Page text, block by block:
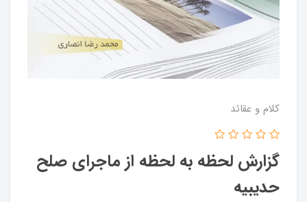
کلام و عقائد
گزارش لحظه به لحظه از ماجرای صلح
حدیبیه